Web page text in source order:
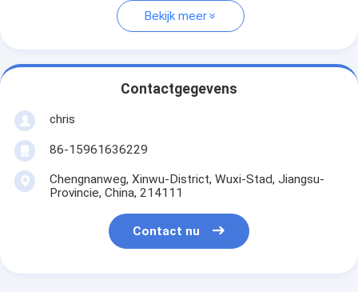
Bekijk meer
Contactgegevens
chris
86-15961636229
Chengnanweg, Xinwu-District, Wuxi-Stad, Jiangsu-
Provincie, China, 214111
Contact nu